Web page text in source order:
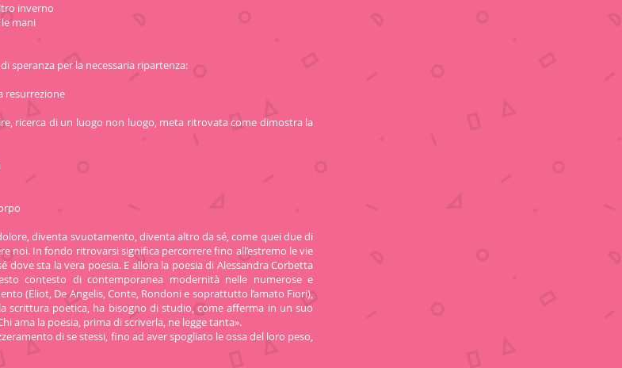
inverno
mani
speranza per la necessaria ripartenza:
resurrezione
ricerca di un luogo non luogo, meta ritrovata come dimostra la
diventa svuotamento, diventa altro da sé, come quei due di
noi. In fondo ritrovarsi significa percorrere fino all’estremo le vie
dove sta la vera poesia. E allora la poesia di Alessandra Corbetta
contesto di contemporanea modernità nelle numerose e
(Eliot, De Angelis, Conte, Rondoni e soprattutto l’amato Fiori),
scrittura poetica, ha bisogno di studio, come afferma in un suo
ama la poesia, prima di scriverla, ne legge tanta».
di se stessi, fino ad aver spogliato le ossa del loro peso,